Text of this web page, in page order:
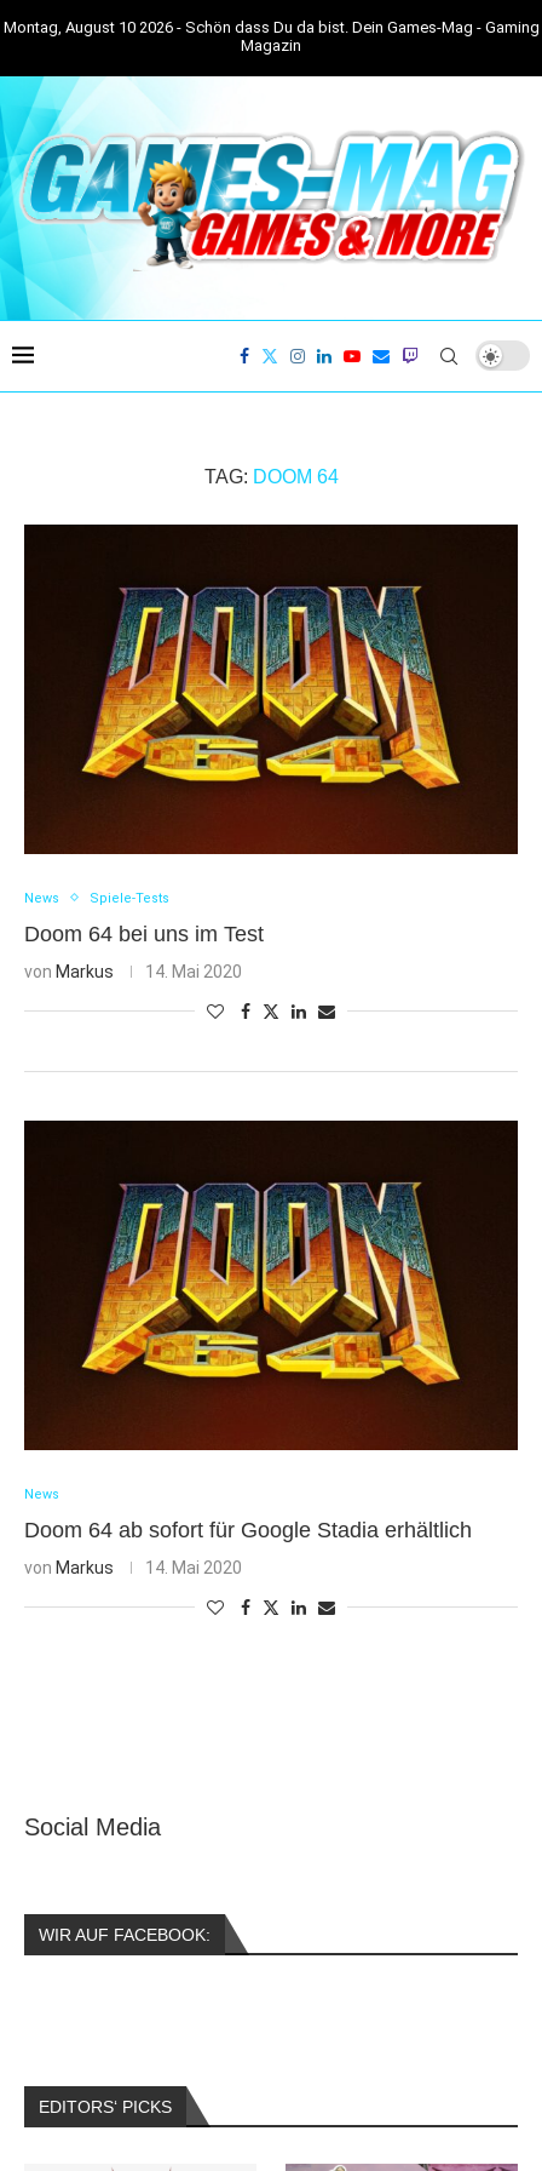
Montag, August 10 2026 - Schön dass Du da bist. Dein Games-Mag - Gaming
Magazin
TAG: DOOM 64
News Spiele-Tests
Doom 64 bei uns im Test
von Markus 14. Mai 2020
News
Doom 64 ab sofort für Google Stadia erhältlich
von Markus 14. Mai 2020
Social Media
WIR AUF FACEBOOK:
EDITORS‘ PICKS